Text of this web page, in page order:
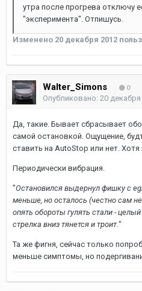
утра после прогрева отключу
"эксперимента". Отпишусь.
Изменено 20 декабря 2012
Walter_Simons 0
Опубликовано: 20 декабря
Да, такие. Бывает сбрасывает
самой остановкой. Ощущение,
ставить на AutoStop или нет.
Периодически вибрация.
"Остановился выдернул фишку с
меньше, но осталось (честно сам
опять обороты гулять стали -
стрелка вниз тянется и троит."
Та же фигня, сейчас только
меньше симптомы, но